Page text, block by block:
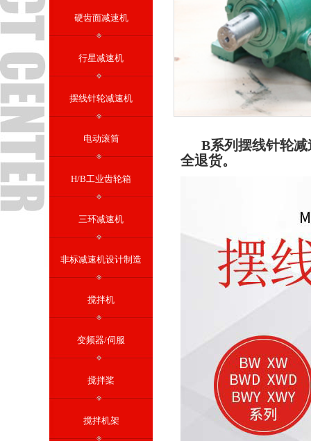
硬齿面减速机
行星减速机
摆线针轮减速机
电动滚筒
H/B工业齿轮箱
三环减速机
非标减速机设计制造
搅拌机
变频器/伺服
搅拌桨
搅拌机架
B系列摆线针轮减
全退货。